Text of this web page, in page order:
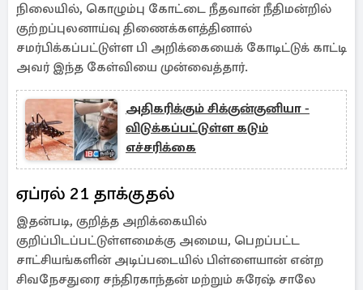
நிலையில், கொழும்பு கோட்டை நீதவான் நீதிமன்றில்
குற்றப்புலனாய்வு திணைக்களத்தினால்
சமர்பிக்கப்பட்டுள்ள பி அறிக்கையைக் கோடிட்டுக் காட்டி
அவர் இந்த கேள்வியை முன்வைத்தார்.
அதிகரிக்கும் சிக்குன்குனியா -
விடுக்கப்பட்டுள்ள கடும்
எச்சரிக்கை
ஏப்ரல் 21 தாக்குதல்
இதன்படி, குறித்த அறிக்கையில்
குறிப்பிடப்பட்டுள்ளமைக்கு அமைய, பெறப்பட்ட
சாட்சியங்களின் அடிப்படையில் பிள்ளையான் என்ற
சிவநேசதுரை சந்திரகாந்தன் மற்றும் சுரேஷ் சாலே